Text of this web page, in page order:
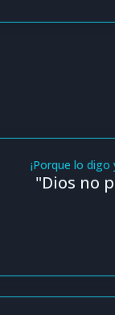
¡Porque lo digo
"Dios no